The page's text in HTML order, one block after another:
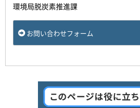
環境局脱炭素推進課
お問い合わせフォーム